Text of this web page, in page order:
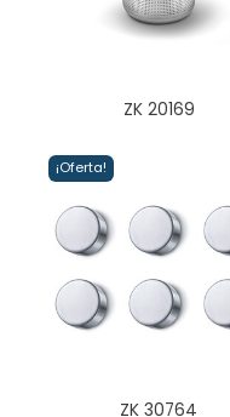
ZK 20169
¡Oferta!
ZK 30764